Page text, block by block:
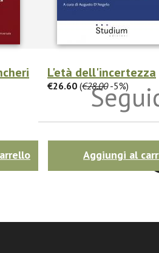
L'età dell'incertezza
€26.60 (€28.00-5%)
Aggiungi al